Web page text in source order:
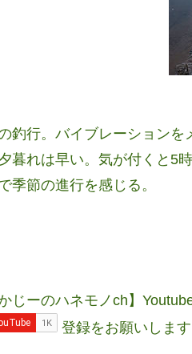
釣行。バイブレーションを
暮れは早い。気が付くと5
季節の進行を感じる。
かじーのハネモノch】
登録をお願いします